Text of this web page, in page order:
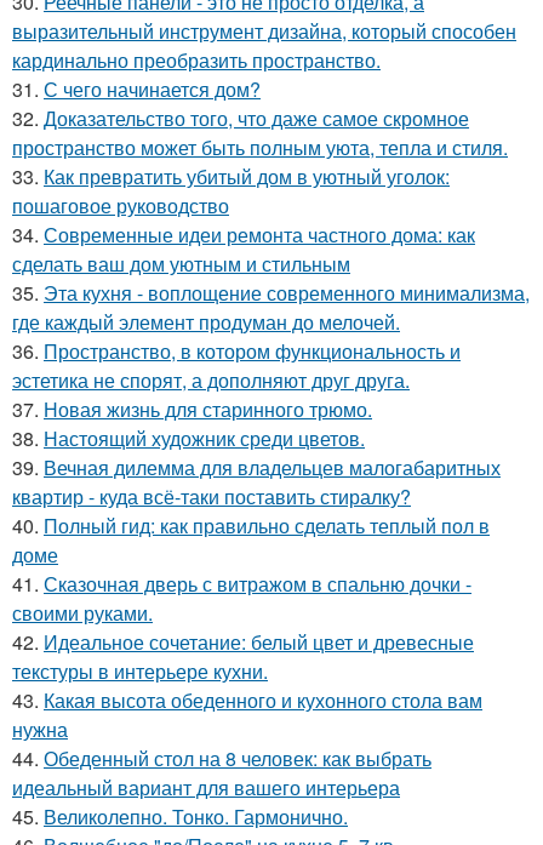
выразительный инструмент дизайна, который способен
кардинально преобразить пространство.
31. С чего начинается дом?
32. Доказательство того, что даже самое скромное
пространство может быть полным уюта, тепла и стиля.
33. Как превратить убитый дом в уютный уголок:
пошаговое руководство
34. Современные идеи ремонта частного дома: как
сделать ваш дом уютным и стильным
35. Эта кухня - воплощение современного минимализма,
где каждый элемент продуман до мелочей.
36. Пространство, в котором функциональность и
эстетика не спорят, а дополняют друг друга.
37. Новая жизнь для старинного трюмо.
38. Настоящий художник среди цветов.
39. Вечная дилемма для владельцев малогабаритных
квартир - куда всё-таки поставить стиралку?
40. Полный гид: как правильно сделать теплый пол в
доме
41. Сказочная дверь с витражом в спальню дочки -
своими руками.
42. Идеальное сочетание: белый цвет и древесные
текстуры в интерьере кухни.
43. Какая высота обеденного и кухонного стола вам
нужна
44. Обеденный стол на 8 человек: как выбрать
идеальный вариант для вашего интерьера
45. Великолепно. Тонко. Гармонично.